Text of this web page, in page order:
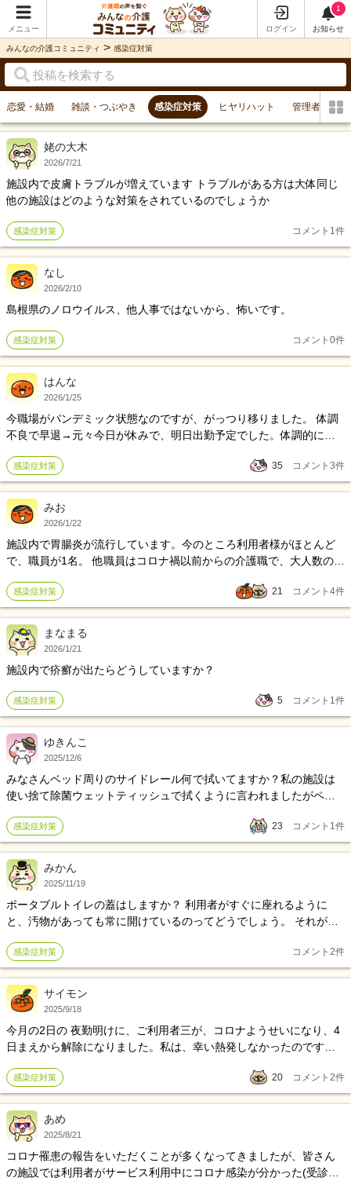
メニュー ログイン
1
お知らせ
みんなの介護コミュニティ > 感染症対策
恋愛・結婚 雑談・つぶやき 感染症対策 ヒヤリハット 管理者の悩み
姥の大木
2026/7/21
施設内で皮膚トラブルが増えています トラブルがある方は大体同じ
他の施設はどのような対策をされているのでしょうか
感染症対策 コメント 1件
なし
2026/2/10
島根県のノロウイルス、他人事ではないから、怖いです。
感染症対策 コメント 0件
はんな
2026/1/25
今職場がパンデミック状態なのですが、がっつり移りました。 体調
不良で早退→元々今日が休みで、明日出勤予定でした。体調的には
予防を考えて明日は休みになりました。 前職含めても仕事を休んだ
ことなんてなくて、まして体調的には動けるのに休む事に罪悪感を
感じています。とはいえ高齢者の施設だから感染予防は大事ですよ
ね。 ただそもそも職場に電話したから｢休んで｣と言わせちゃったの
変だし……とか思っています。 元気だけが取り柄なのに。次の出勤
の時失望されてたらどうしよう。普通にご迷惑おかけして申し訳あ
りませんだけで大丈夫でしょうか。
感染症対策 35 コメント 3件
みお
2026/1/22
施設内で胃腸炎が流行しています。今のところ利用者様がほとんど
で、職員が1名。 他職員はコロナ禍以前からの介護職で、大人数の居
｢コロナの時の方が酷かった｣と聞きます。 一方私は日が浅く、これ
で合ってる？と不安になるし、自分に移ったらどうしよう、一人暮
らしなので家族に感染させる心配は無いけど、基本が健康体なので
体調不良に慣れていない、普段はフロアでまとまっての対応なので
居室対応も慣れずてんやわんやです。 今日まではたまたま入浴担当
だったので症状のない人の担当が多く、感染している方の対応はそ
こまで多くありませんでしたが明日以降はフロア担当です。手洗い
や消毒、防護服など施設で徹底されている物は当然として、何を心
がけて対応すれば良いのでしょうか？
感染症対策 21 コメント 4件
まなまる
2026/1/21
施設内で疥癬が出たらどうしていますか？
感染症対策 5 コメント 1件
ゆきんこ
2025/12/6
みなさんベッド周りのサイドレール何で拭いてますか？私の施設は
使い捨て除菌ウェットティッシュで拭くように言われましたがペラ
すか？
感染症対策 23 コメント 1件
みかん
2025/11/19
ポータブルトイレの蓋はしますか？ 利用者がすぐに座れるように
と、汚物があっても常に開けているのってどうでしょう。 それが夜
換気していることもある状態。常態化。
感染症対策 コメント 2件
サイモン
2025/9/18
今月の2日の 夜勤明けに、ご利用者三が、コロナようせいになり、4
日まえから解除になりました。私は、幸い熱発しなかったのです
いけてないのですが、いつぐらいから、あいにいけるでしょうか？
感染症対策 20 コメント 2件
あめ
2025/8/21
コロナ罹患の報告をいただくことが多くなってきましたが、皆さん
の施設では利用者がサービス利用中にコロナ感染が分かった(受診し